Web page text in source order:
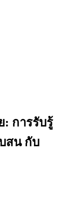
การรับรู้
สน กับ